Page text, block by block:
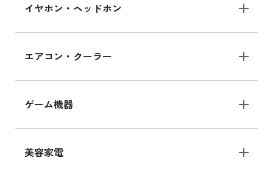
イヤホン・ヘッドホン
エアコン・クーラー
ゲーム機器
美容家電